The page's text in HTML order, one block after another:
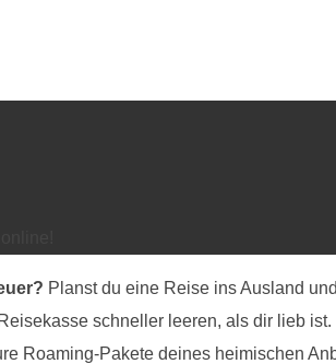
Planst du eine Reise ins Ausland
schneller leeren, als dir lieb
Roaming-Pakete deines heimischen